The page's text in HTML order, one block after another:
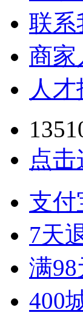
联系
商家
人
点击
支付
7天
满
400